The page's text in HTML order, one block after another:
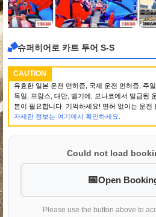
슈퍼히어로 카트 투어 S-S
CAUTION
유효한 일본 운전 면허증, 국제 운전 면허증, 주
독일, 프랑스, 대만, 벨기에, 모나코에서 발급된
본이 필요합니다. 기억하세요! 면허 없이는 운전
자세한 정보는 여기에서 확인하세요.
Could not load
Open
Please use the button above to